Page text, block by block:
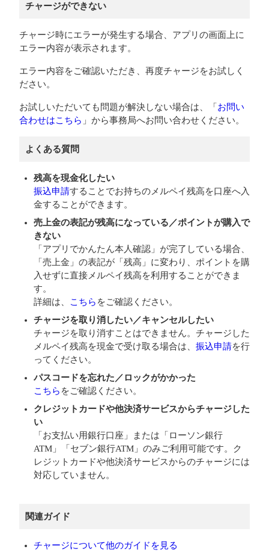
チャージができない
チャージ時にエラーが発生する場合、アプリの画面上に
エラー内容が表示されます。
エラー内容をご確認いただき、再度チャージをお試しく
ださい。
お試しいただいても問題が解決しない場合は、「 お問い
合わせはこちら 」から事務局へお問い合わせください。
よくある質問
残高を現金化したい
振込申請することでお持ちのメルペイ残高を口座へ入
金することができます。
売上金の表記が残高になっている／ポイントが購入で
きない
「アプリでかんたん本人確認」が完了している場合、
「売上金」の表記が「残高」に変わり、ポイントを購
入せずに直接メルペイ残高を利用することができま
す。
詳細は、
こちら をご確認ください。
チャージを取り消したい／キャンセルしたい
チャージを取り消すことはできません。チャージした
メルペイ残高を現金で受け取る場合は、 振込申請を行
ってください。
パスコードを忘れた／ロックがかかった
こちら をご確認ください。
クレジットカードや他決済サービスからチャージした
い
「お支払い用銀行口座」または「ローソン銀行
ATM」「セブン銀行ATM」のみご利用可能です。ク
レジットカードや他決済サービスからのチャージには
対応していません。
関連ガイド
チャージについて他のガイドを見る